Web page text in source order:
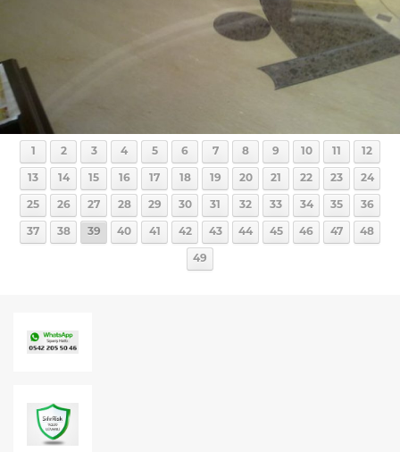
1 2 3 4 5 6 7 8 9 10 11 12
13 14 15 16 17 18 19 20 21 22 23 24
25 26 27 28 29 30 31 32 33 34 35 36
37 38 39 40 41 42 43 44 45 46 47 48
49